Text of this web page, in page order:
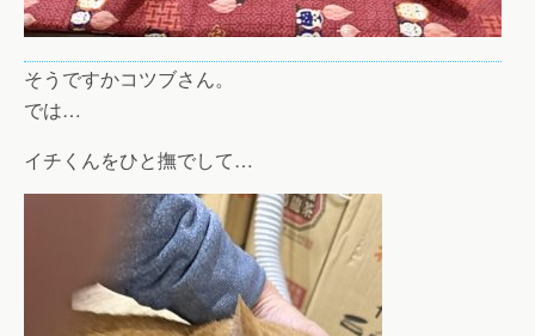
そうですかコツブさん。
では…
イチくんをひと撫でして…